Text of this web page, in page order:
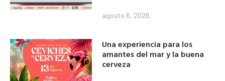
agosto 6, 2026
Una experiencia para los
amantes del mar y la buena
cerveza